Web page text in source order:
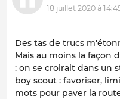
18 juillet 2020 à
Des tas de trucs
Mais au moins la façon
: on se croirait dans un
boy scout : favoriser,
mots pour paver la